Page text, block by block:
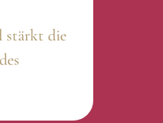
stärkt die